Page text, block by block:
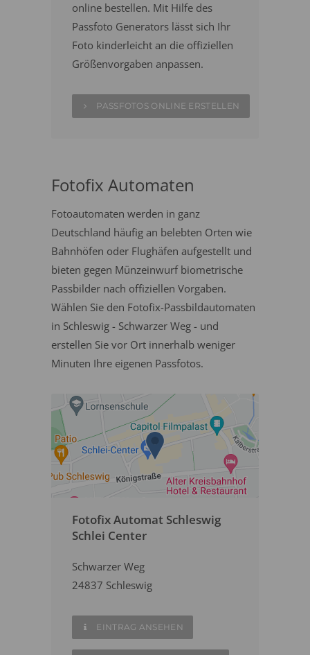
online bestellen. Mit Hilfe des
Passfoto Generators lässt sich Ihr
Foto kinderleicht an die offiziellen
Größenvorgaben anpassen.
PASSFOTOS ONLINE ERSTELLEN
Fotofix Automaten
Fotoautomaten werden in ganz
Deutschland häufig an belebten Orten wie
Bahnhöfen oder Flughäfen aufgestellt und
bieten gegen Münzeinwurf biometrische
Passbilder nach offiziellen Vorgaben.
Wählen Sie den Fotofix-Passbildautomaten
in Schleswig - Schwarzer Weg - und
erstellen Sie vor Ort innerhalb weniger
Minuten Ihre eigenen Passfotos.
Fotofix Automat Schleswig
Schlei Center
Schwarzer Weg
24837 Schleswig
EINTRAG ANSEHEN